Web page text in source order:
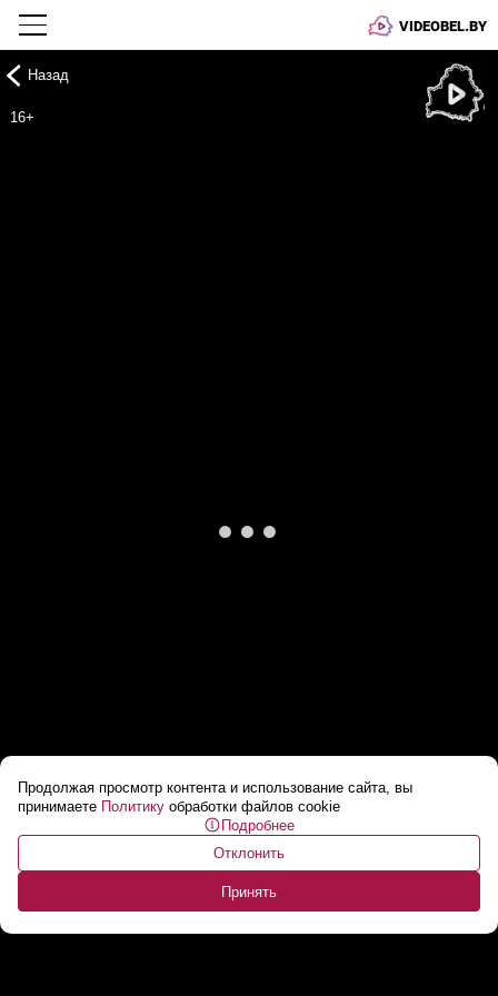
VIDEOBEL.BY
Продолжая просмотр контента и использование сайта, вы
принимаете Политику обработки файлов cookie
Подробнее
Отклонить
Принять
Назад
16+
Вифлеемский огонь. Символ рождества
Христова в Беларуси...